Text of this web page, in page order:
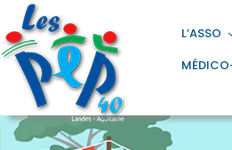
principal
Passer
contenu
L’ASSO